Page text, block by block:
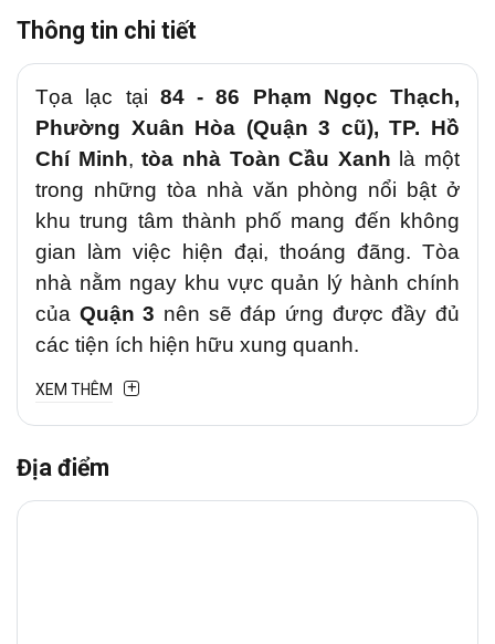
Thông tin chi tiết
Tọa lạc tại 84 - 86 Phạm Ngọc Thạch,
Phường Xuân Hòa (Quận 3 cũ), TP. Hồ
Chí Minh,tòa nhà Toàn Cầu Xanh là một
trong những tòa nhà văn phòng nổi bật ở
khu trung tâm thành phố mang đến không
gian làm việc hiện đại, thoáng đãng. Tòa
nhà nằm ngay khu vực quản lý hành chính
của Quận 3 nên sẽ đáp ứng được đầy đủ
các tiện ích hiện hữu xung quanh.
1. Vị trí chiến lược
Xanhtại
XEM THÊM
Địa điểm